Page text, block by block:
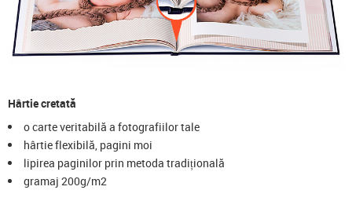
Hârtie cretată
o carte veritabilă a fotografiilor tale
hârtie flexibilă, pagini moi
lipirea paginilor prin metoda tradițională
gramaj 200g/m2